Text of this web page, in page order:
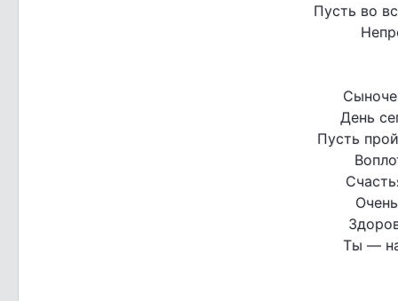
Пусть во
День
Пусть
Ты —